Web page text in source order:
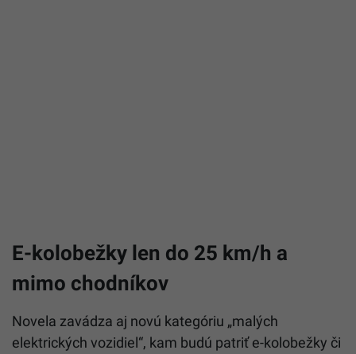
E-kolobežky len do 25 km/h a
mimo chodníkov
Novela zavádza aj novú kategóriu „malých
elektrických vozidiel“, kam budú patriť e-kolobežky či